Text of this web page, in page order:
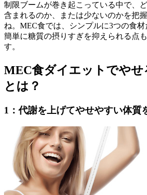
制限ブームが巻き起こっている中で、
含まれるのか、または少ないのかを把
ね。MEC食では、シンプルに3つの食材
簡単に糖質の摂りすぎを抑えられる点
す。
MEC食ダイエットでやせ
とは？
1：代謝を上げてやせやすい体質